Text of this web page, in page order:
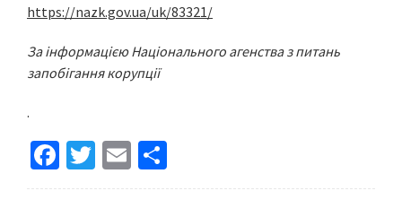
https://nazk.gov.ua/uk/83321/
За інформацією Національного агенства з питань
запобігання корупції
.
Fa
ce
T
wi
E
m h